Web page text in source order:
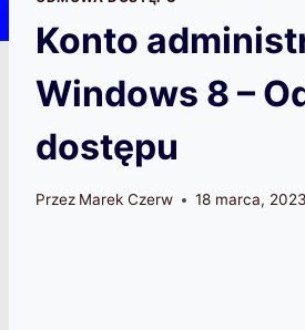
Konto
Windows 8 –
dostępu
Przez Marek Czerw 18 marca, 2023